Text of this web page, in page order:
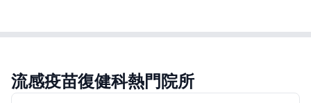
流感疫苗復健科熱門院所